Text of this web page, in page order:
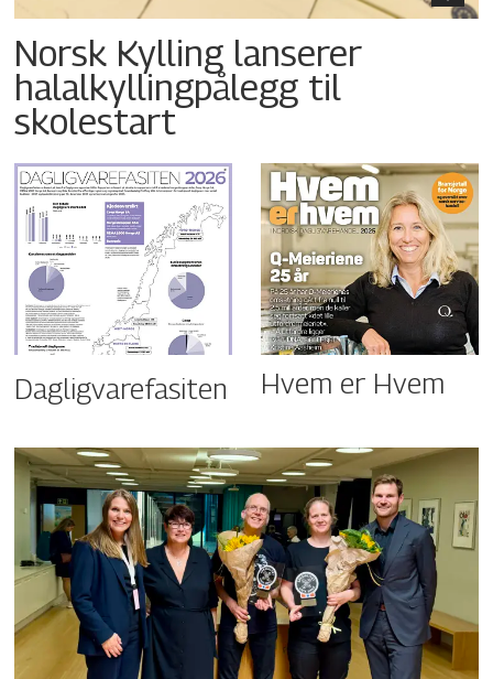
Norsk Kylling lanserer
halalkyllingpålegg til
skolestart
Dagligvarefasiten Hvem er Hvem